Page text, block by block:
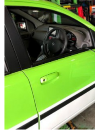
お問い合わせ